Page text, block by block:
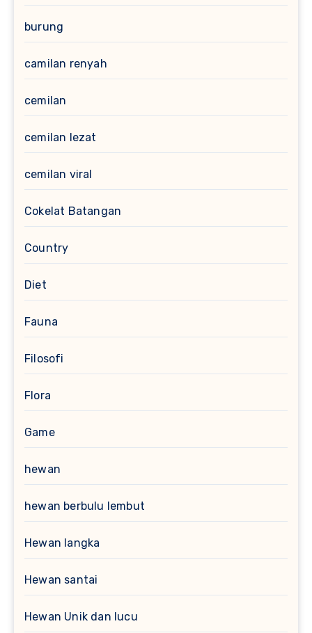
burung
camilan renyah
cemilan
cemilan lezat
cemilan viral
Cokelat Batangan
Country
Diet
Fauna
Filosofi
Flora
Game
hewan
hewan berbulu lembut
Hewan langka
Hewan santai
Hewan Unik dan lucu